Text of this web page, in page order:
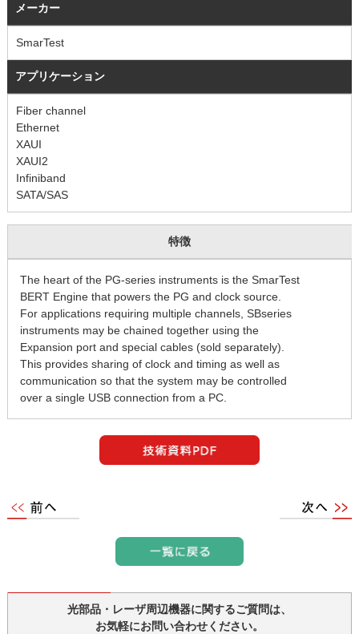
メーカー
SmarTest
アプリケーション
Fiber channel
Ethernet
XAUI
XAUI2
Infiniband
SATA/SAS
特徴
The heart of the PG-series instruments is the SmarTest
BERT Engine that powers the PG and clock source.
For applications requiring multiple channels, SBseries
instruments may be chained together using the
Expansion port and special cables (sold separately).
This provides sharing of clock and timing as well as
communication so that the system may be controlled
over a single USB connection from a PC.
光部品・レーザ周辺機器に関するご質問は、
お気軽にお問い合わせください。